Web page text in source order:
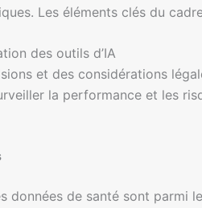
Les éléments clés du
des outils d’IA
et des considérations
la performance et les
données de santé sont